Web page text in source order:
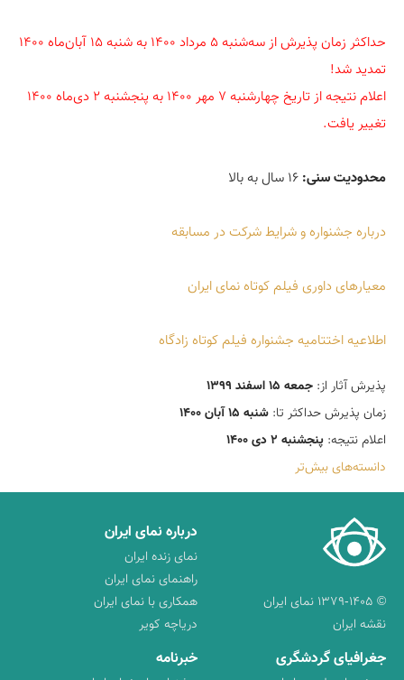
تغییر یافت.
محدودیت سنی:
درباره جشنواره و شرایط شرکت در مسابقه
معیارهای داوری فیلم کوتاه نمای ایران
اطلاعیه اختتامیه جشنواره فیلم کوتاه زادگاه
پذیرش آثار از: جمعه 15 اسفند 1399
زمان پذیرش حداکثر تا: شنبه 15 آبان 1400
اعلام نتیجه: پنجشنبه 2 دی 1400
دانسته‌های بیش‌تر
© ۱۳۷۹-۱۴۰۵ نمای ایران
نقشه ایران
درباره نمای ایران
نمای زنده ایران
راهنمای نمای ایران
همکاری با نمای ایران
دریاچه کویر
جغرافیای گردشگری خبرنامه